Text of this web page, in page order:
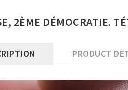
2ÈME DÉMOCRATIE.
PRODUCT